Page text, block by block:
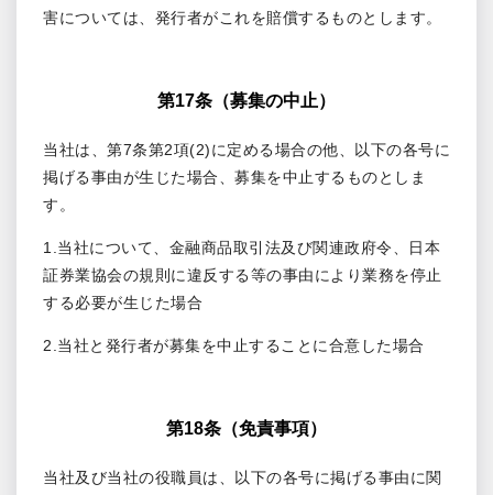
害については、発行者がこれを賠償するものとします。
第17条（募集の中止）
当社は、第7条第2項(2)に定める場合の他、以下の各号に
掲げる事由が生じた場合、募集を中止するものとしま
す。
1.当社について、金融商品取引法及び関連政府令、日本
証券業協会の規則に違反する等の事由により業務を停止
する必要が生じた場合
2.当社と発行者が募集を中止することに合意した場合
第18条（免責事項）
当社及び当社の役職員は、以下の各号に掲げる事由に関